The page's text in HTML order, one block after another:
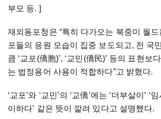
부모 등. ]
재외동포청은 “특히 다가오는 북중미 월
포들의 응원 모습이 집중 보도되고, 전 국
큼 ‘교포(僑胞)’, ‘교민(僑民)’ 등의 표현보
는 법정용어 사용이 적합하다”고 밝혔다.
‘교포’와 ‘교민’의 ‘교僑’에는 ‘더부살이’ ‘
이하다’ 같은 뜻이 깔려 있다고 설명했다.